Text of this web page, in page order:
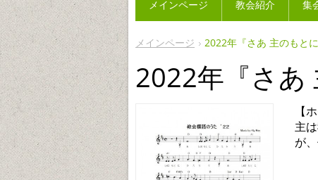
メインページ 2022年『さあ 主のもとに
2022年『さあ
【
主
が
メインページ 教会紹介 集